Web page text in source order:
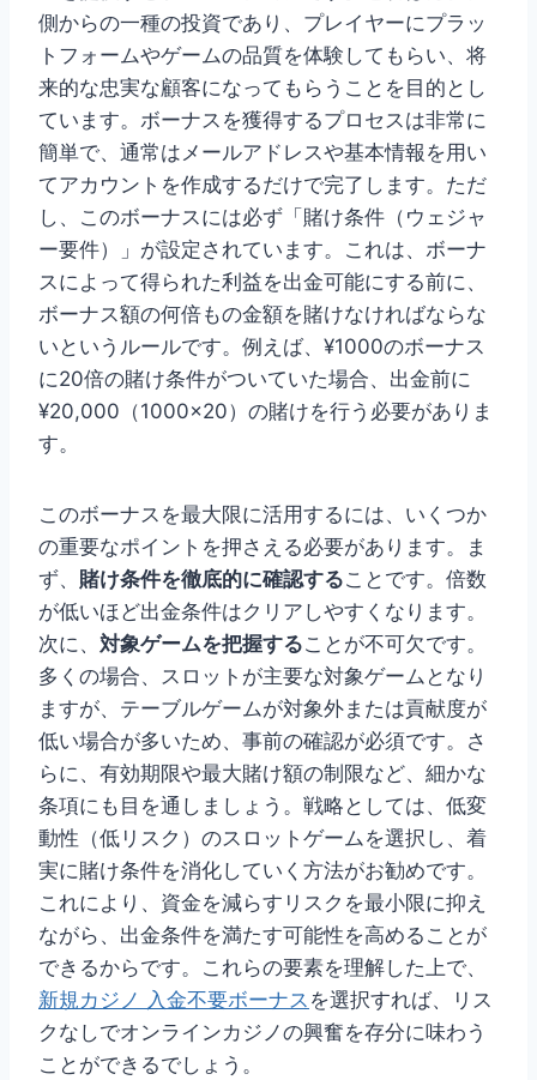
側からの一種の投資であり、プレイヤーにプラッ
トフォームやゲームの品質を体験してもらい、将
来的な忠実な顧客になってもらうことを目的とし
ています。ボーナスを獲得するプロセスは非常に
簡単で、通常はメールアドレスや基本情報を用い
てアカウントを作成するだけで完了します。ただ
し、このボーナスには必ず「賭け条件（ウェジャ
ー要件）」が設定されています。これは、ボーナ
スによって得られた利益を出金可能にする前に、
ボーナス額の何倍もの金額を賭けなければならな
いというルールです。例えば、¥1000のボーナス
に20倍の賭け条件がついていた場合、出金前に
¥20,000（1000×20）の賭けを行う必要がありま
す。
このボーナスを最大限に活用するには、いくつか
の重要なポイントを押さえる必要があります。ま
ず、 賭け条件を徹底的に確認することです。倍数
が低いほど出金条件はクリアしやすくなります。
次に、 対象ゲームを把握することが不可欠です。
多くの場合、スロットが主要な対象ゲームとなり
ますが、テーブルゲームが対象外または貢献度が
低い場合が多いため、事前の確認が必須です。さ
らに、有効期限や最大賭け額の制限など、細かな
条項にも目を通しましょう。戦略としては、低変
動性（低リスク）のスロットゲームを選択し、着
実に賭け条件を消化していく方法がお勧めです。
これにより、資金を減らすリスクを最小限に抑え
ながら、出金条件を満たす可能性を高めることが
できるからです。これらの要素を理解した上で、
新規カジノ 入金不要ボーナス を選択すれば、リス
クなしでオンラインカジノの興奮を存分に味わう
ことができるでしょう。